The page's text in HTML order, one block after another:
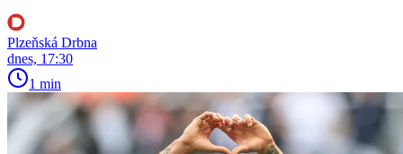
Plzeňská Drbna
dnes, 17:30
1 min